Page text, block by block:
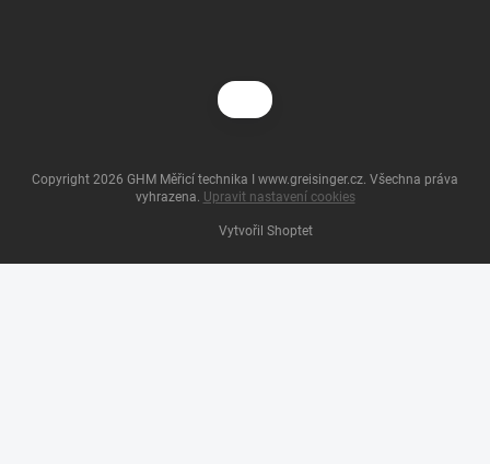
Vytvořil Shoptet
Copyright 2026 GHM Měřicí technika I www.greisinger.cz. Všechna práva
vyhrazena. Upravit nastavení cookies